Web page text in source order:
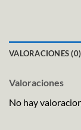
VALORACIONES (0)
Valoraciones
No hay